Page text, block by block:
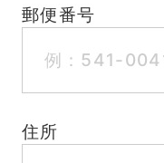
郵便番号
住所